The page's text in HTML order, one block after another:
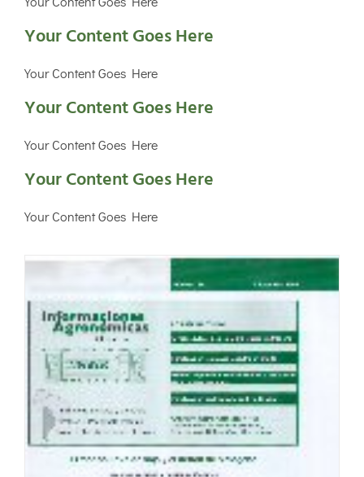
Your Content Goes Here
Your Content Goes Here
Your Content Goes Here
Your Content Goes Here
Your Content Goes Here
Your Content Goes Here